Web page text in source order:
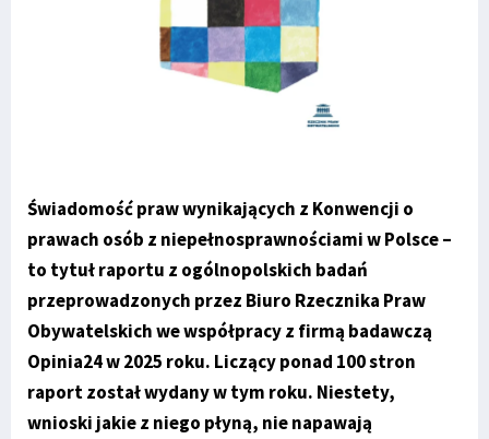
Świadomość praw wynikających z Konwencji o
prawach osób z niepełnosprawnościami w Polsce –
to tytuł raportu z ogólnopolskich badań
przeprowadzonych przez Biuro Rzecznika Praw
Obywatelskich we współpracy z firmą badawczą
Opinia24 w 2025 roku. Liczący ponad 100 stron
raport został wydany w tym roku. Niestety,
wnioski jakie z niego płyną, nie napawają